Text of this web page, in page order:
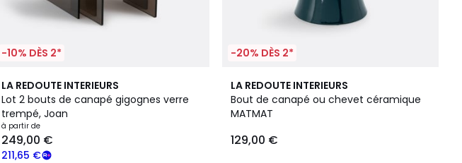
-10% DÈS 2*
LA REDOUTE INTERIEURS
Lot 2 bouts de canapé gigognes verre
trempé, Joan
à partir de
211,65 €
249,00 €
4,2
/ 5
2
Couleurs
-20% DÈS 2*
LA REDOUTE INTERIEURS
Bout de canapé ou chevet céramique
MATMAT
129,00 €
4,7
/ 5
2
Couleurs